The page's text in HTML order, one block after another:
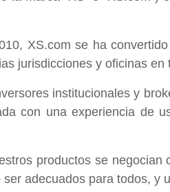
XS.com se ha
jurisdicciones y oficinas en
institucionales y
con una experiencia de
productos se
adecuados para todos,